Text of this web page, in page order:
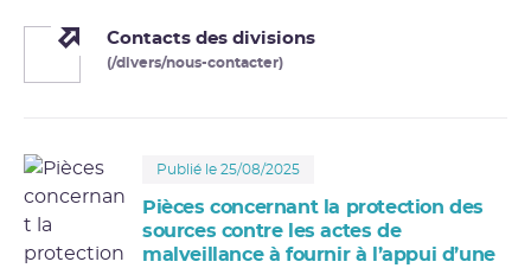
Contacts des divisions
(/divers/nous-contacter)
Publié le 25/08/2025
Pièces concernant la protection des
sources contre les actes de
malveillance à fournir à l’appui d’une